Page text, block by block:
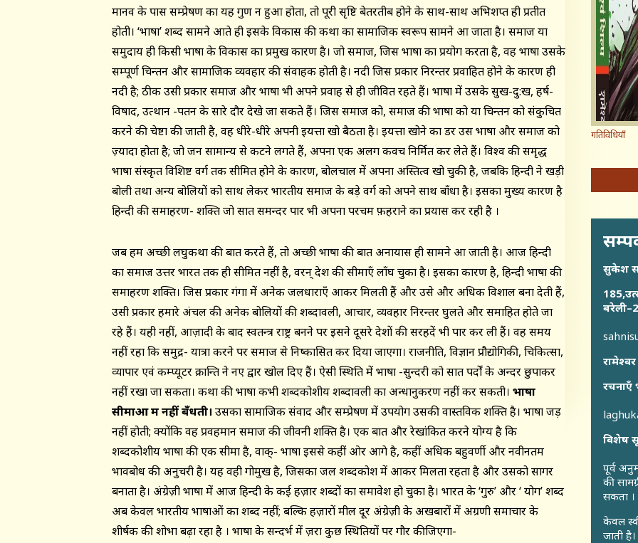
मानव के पास सम्प्रेषण का यह गुण न हुआ होता, तो पूरी सृष्टि बेतरतीब होने के साथ-साथ अभिशप्त ही प्रतीत
होती। ‘भाषा’ शब्द सामने आते ही इसके विकास की कथा का सामाजिक स्वरूप सामने आ जाता है। समाज या
समुदाय ही किसी भाषा के विकास का प्रमुख कारण है। जो समाज, जिस भाषा का प्रयोग करता है, वह भाषा उसके
सम्पूर्ण चिन्तन और सामाजिक व्यवहार की संवाहक होती है। नदी जिस प्रकार निरन्तर प्रवाहित होने के कारण ही
नदी है; ठीक उसी प्रकार समाज और भाषा भी अपने प्रवाह से ही जीवित रहते हैं। भाषा में उसके सुख-दु:ख, हर्ष-
विषाद, उत्थान -पतन के सारे दौर देखे जा सकते हैं। जिस समाज को, समाज की भाषा को या चिन्तन को संकुचित
करने की चेष्टा की जाती है, वह धीरे-धीरे अपनी इयत्ता खो बैठता है। इयत्ता खोने का डर उस भाषा और समाज को
ज़्यादा होता है; जो जन सामान्य से कटने लगते हैं, अपना एक अलग कवच निर्मित कर लेते हैं। विश्व की समृद्ध
भाषा संस्कृत विशिष्ट वर्ग तक सीमित होने के कारण, बोलचाल में अपना अस्तित्व खो चुकी है, जबकि हिन्दी ने खड़ी
बोली तथा अन्य बोलियों को साथ लेकर भारतीय समाज के बड़े वर्ग को अपने साथ बाँधा है। इसका मुख्य कारण है
हिन्दी की समाहरण- शक्ति जो सात समन्दर पार भी अपना परचम फ़हराने का प्रयास कर रही है ।
जब हम अच्छी लघुकथा की बात करते हैं, तो अच्छी भाषा की बात अनायास ही सामने आ जाती है। आज हिन्दी
का समाज उत्तर भारत तक ही सीमित नहीं है, वरन् देश की सीमाएँ लाँघ चुका है। इसका कारण है, हिन्दी भाषा की
समाहरण शक्ति। जिस प्रकार गंगा में अनेक जलधाराएँ आकर मिलती हैं और उसे और अधिक विशाल बना देती हैं,
उसी प्रकार हमारे अंचल की अनेक बोलियों की शब्दावली, आचार, व्यवहार निरन्तर घुलते और समाहित होते जा
रहे हैं। यही नहीं, आज़ादी के बाद स्वतन्त्र राष्ट्र बनने पर इसने दूसरे देशों की सरहदें भी पार कर ली हैं। वह समय
नहीं रहा कि समुद्र- यात्रा करने पर समाज से निष्कासित कर दिया जाएगा। राजनीति, विज्ञान प्रौद्योगिकी, चिकित्सा,
व्यापार एवं कम्प्यूटर क्रान्ति ने नए द्वार खोल दिए हैं। ऐसी स्थिति में भाषा -सुन्दरी को सात पर्दों के अन्दर छुपाकर
नहीं रखा जा सकता। कथा की भाषा कभी शब्दकोशीय शब्दावली का अन्धानुकरण नहीं कर सकती। भाषा
सीमाओं में नहीं बँधती। उसका सामाजिक संवाद और सम्प्रेषण में उपयोग उसकी वास्तविक शक्ति है। भाषा जड़
नहीं होती; क्योंकि वह प्रवहमान समाज की जीवनी शक्ति है। एक बात और रेखांकित करने योग्य है कि
शब्दकोशीय भाषा की एक सीमा है, वाक्- भाषा इससे कहीं ओर आगे है, कहीं अधिक बहुवर्णी और नवीनतम
भावबोध की अनुचरी है। यह वही गोमुख है, जिसका जल शब्दकोश में आकर मिलता रहता है और उसको सागर
बनाता है। अंग्रेज़ी भाषा में आज हिन्दी के कई हज़ार शब्दों का समावेश हो चुका है। भारत के ‘गुरु’ और ‘ योग’ शब्द
अब केवल भारतीय भाषाओं का शब्द नहीं; बल्कि हज़ारों मील दूर अंग्रेज़ी के अखबारों में अग्रणी समाचार के
शीर्षक की शोभा बढ़ा रहा है । भाषा के सन्दर्भ में ज़रा कुछ स्थितियों पर गौर कीजिएगा-
गतिविधियाँ
सुकेश
विशेष
पूर्व
की
सकता ।
केवल
जाती है।